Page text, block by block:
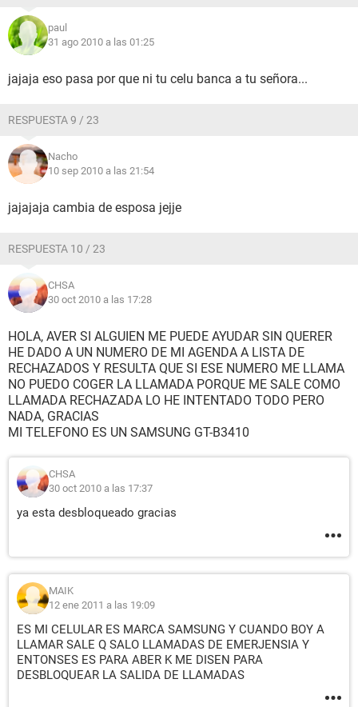
paul
31 ago 2010 a las 01:25
jajaja eso pasa por que ni tu celu banca a tu señora...
RESPUESTA 9 / 23
Nacho
10 sep 2010 a las 21:54
jajajaja cambia de esposa jejje
RESPUESTA 10 / 23
CHSA
30 oct 2010 a las 17:28
HOLA, AVER SI ALGUIEN ME PUEDE AYUDAR SIN QUERER
HE DADO A UN NUMERO DE MI AGENDA A LISTA DE
RECHAZADOS Y RESULTA QUE SI ESE NUMERO ME LLAMA
NO PUEDO COGER LA LLAMADA PORQUE ME SALE COMO
LLAMADA RECHAZADA LO HE INTENTADO TODO PERO
NADA, GRACIAS
MI TELEFONO ES UN SAMSUNG GT-B3410
CHSA
30 oct 2010 a las 17:37
ya esta desbloqueado gracias
MAIK
12 ene 2011 a las 19:09
ES MI CELULAR ES MARCA SAMSUNG Y CUANDO BOY A
LLAMAR SALE Q SALO LLAMADAS DE EMERJENSIA Y
ENTONSES ES PARA ABER K ME DISEN PARA
DESBLOQUEAR LA SALIDA DE LLAMADAS